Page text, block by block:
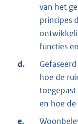
van het
principes
functies
d.
hoe de
en hoe
e.